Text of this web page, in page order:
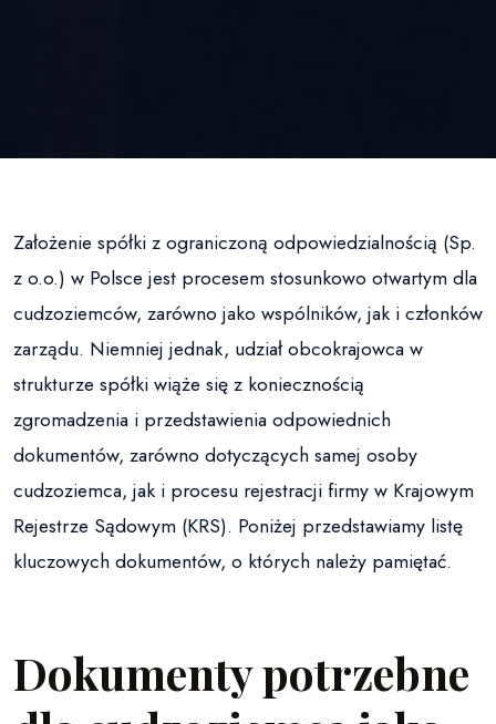
Założenie spółki z ograniczoną odpowiedzialnością (Sp.
z o.o.) w Polsce jest procesem stosunkowo otwartym dla
cudzoziemców, zarówno jako wspólników, jak i członków
zarządu. Niemniej jednak, udział obcokrajowca w
strukturze spółki wiąże się z koniecznością
zgromadzenia i przedstawienia odpowiednich
dokumentów, zarówno dotyczących samej osoby
cudzoziemca, jak i procesu rejestracji firmy w Krajowym
Rejestrze Sądowym (KRS). Poniżej przedstawiamy listę
kluczowych dokumentów, o których należy pamiętać.
Dokumenty potrzebne